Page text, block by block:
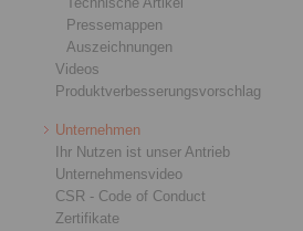
Pressemappen
Auszeichnungen
Videos
Produktverbesserungsvorschlag
Unternehmen
Ihr Nutzen ist unser Antrieb
Unternehmensvideo
CSR - Code of Conduct
Zertifikate